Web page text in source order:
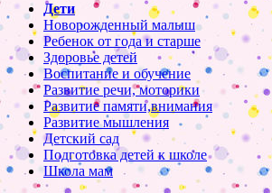
Дети
Новорожденный малыш
Ребенок от года и старше
Здоровье детей
Воспитание и обучение
Развитие речи, моторики
Развитие памяти,внимания
Развитие мышления
Детский сад
Подготовка детей к школе
Школа мам